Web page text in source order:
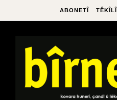
ABONETÎ TÊKÎLÎ